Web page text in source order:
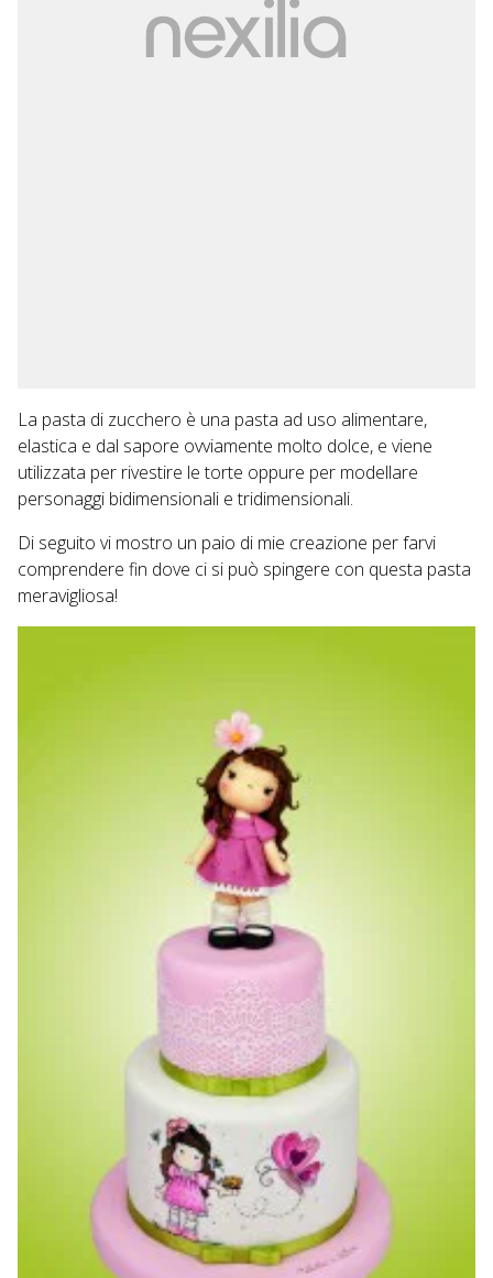
La pasta di zucchero è una pasta ad uso alimentare,
elastica e dal sapore ovviamente molto dolce, e viene
utilizzata per rivestire le torte oppure per modellare
personaggi bidimensionali e tridimensionali.
Di seguito vi mostro un paio di mie creazione per farvi
comprendere fin dove ci si può spingere con questa pasta
meravigliosa!